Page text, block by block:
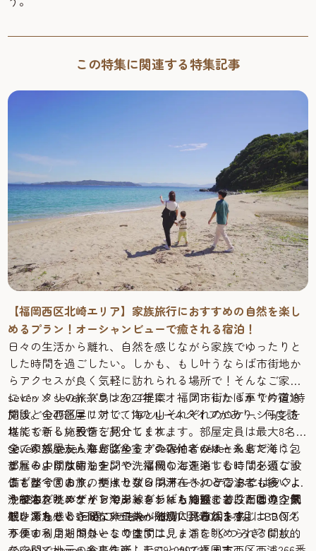
この特集に関連する特集記事
【福岡西区北崎エリア】家族旅行におすすめの自然を楽し
めるプラン！オーシャンビューで癒される宿泊！
日々の生活から離れ、自然を感じながら家族でゆったりと
した時間を過ごしたい。しかも、もし叶うならば市街地か
らアクセスが良く気軽に訪れられる場所で！そんなご家族
にピッタリの旅プランをご提案！福岡市街から車で片道1時
間ほどの西区エリアで、海と山それぞれのロケーションを
堪能できる施設をご紹介します。
全ての部屋から海が臨める！seven × seven 糸島で海に包
まれるような宿泊を。
まずは今回の旅の拠点となるホテルへ。どこまでも続くよ
うな海を眺めながら海岸線をしばらく進むと、南国の空気
感を漂わせるseven × seven 糸島に到着します。
seven × seven 糸島は2024年にオープンしたばかりの宿泊
施設。全47部屋に対して11のルームタイプがあり、何度訪
れても新しい表情を見せてくれます。部屋定員は最大8名
で、家族や友人などグループの宿泊者がほとんどだそう。
部屋の中にはキッチンや洗濯機など連泊するには必須な設
備も整っており、やはり数日間滞在される宿泊者も多いよ
うです。インテリアやアメニティも細部までこだわり、ス
トレスを感じさせない工夫が随所に見られます。
カフェ・フードコートでは、二見ヶ浦を眺められる開放的
seven × seven 糸島は全室テラス付きのオーシャン
ビュー。開放的な空間で、福岡の海を楽しむ時間を過ごす
ことができます。ザ・セブン スイートのテラスにはソファ
やBBQグリル、そしてジャグジーもついており、この空間
だけで丸っと1日過ごせちゃいます！※10月～3月はBBQグ
リルの利用期間外となります
洗練されたデザインであしらわれた施設、普段とは違う景
観、あっという間に非日常へと没入。自然を感じつつ何も
不便することのないこの空間は、まさに“くつろぎ”にもっ